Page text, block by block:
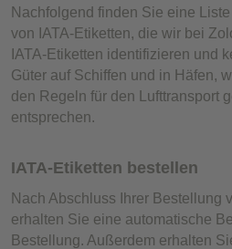
Nachfolgend finden Sie eine
von IATA-Etiketten, die wir bei
IATA-Etiketten identifizieren und
Güter auf Schiffen und in Häfen,
den Regeln für den Lufttransport
entsprechen.
IATA-Etiketten bestellen
Nach Abschluss Ihrer Bestellung
erhalten Sie eine automatische
Bestellung. Außerdem erhalten